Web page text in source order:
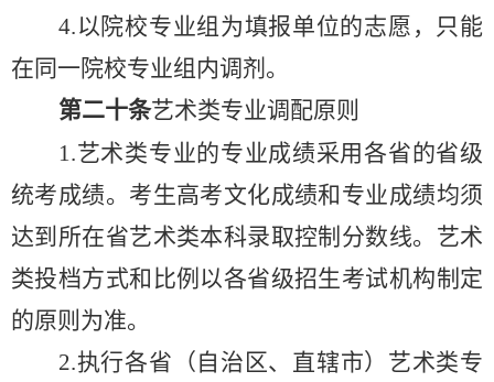
4.以院校专业组为填报单位的志愿，只能
在同一院校专业组内调剂。
第二十条艺术类专业调配原则
1.艺术类专业的专业成绩采用各省的省级
统考成绩。 考生高考文化成绩和专业成绩均须
达到所在省艺术类本科录取控制分数线。艺术
类投档方式和比例以各省级招生考试机构制定
的原则为准。
2.执行各省（ 自治 区、 直辖市）艺术类专